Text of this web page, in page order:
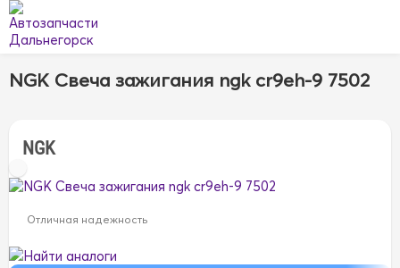
NGK Свеча зажигания ngk cr9eh-9 7502
NGK
Отличная надежность
Найти аналоги